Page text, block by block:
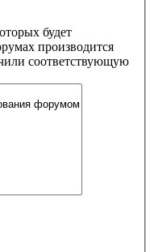
будет
производится
соответствующую